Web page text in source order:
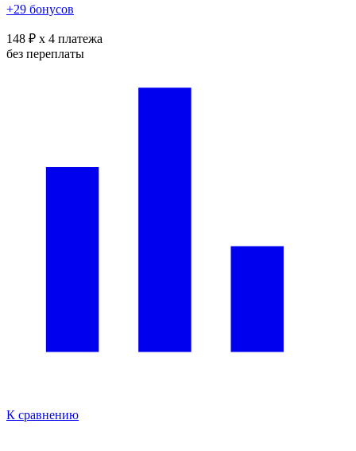
+29 бонусов
148 ₽ x 4 платежа
без переплаты
К сравнению